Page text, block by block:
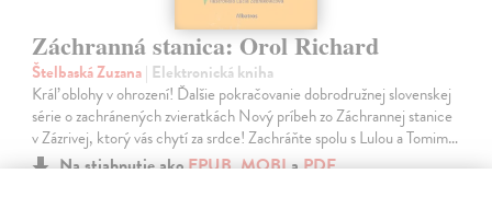
Záchranná stanica: Orol Richard
Štelbaská Zuzana| Elektronická kniha
Kráľ oblohy v ohrození! Ďalšie pokračovanie dobrodružnej slovenskej
série o zachránených zvieratkách Nový príbeh zo Záchrannej stanice
v Zázrivej, ktorý vás chytí za srdce! Zachráňte spolu s Lulou a Tomim…
Na stiahnutie akoEPUB,MOBIaPDF